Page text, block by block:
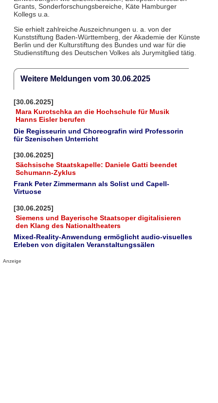
Grants, Sonderforschungsbereiche, Käte Hamburger
Kollegs u.a.
Sie erhielt zahlreiche Auszeichnungen u. a. von der
Kunststiftung Baden-Württemberg, der Akademie der Künste
Berlin und der Kulturstiftung des Bundes und war für die
Studienstiftung des Deutschen Volkes als Jurymitglied tätig.
Weitere Meldungen vom 30.06.2025
[30.06.2025]
Mara Kurotschka an die Hochschule für Musik
Hanns Eisler berufen
Die Regisseurin und Choreografin wird Professorin
für Szenischen Unterricht
[30.06.2025]
Sächsische Staatskapelle: Daniele Gatti beendet
Schumann-Zyklus
Frank Peter Zimmermann als Solist und Capell-
Virtuose
[30.06.2025]
Siemens und Bayerische Staatsoper digitalisieren
den Klang des Nationaltheaters
Mixed-Reality-Anwendung ermöglicht audio-visuelles
Erleben von digitalen Veranstaltungssälen
Anzeige